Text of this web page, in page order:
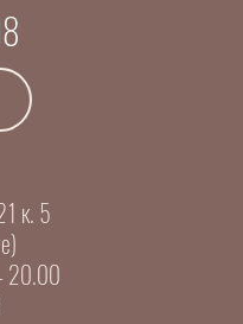
к. 5
20.00